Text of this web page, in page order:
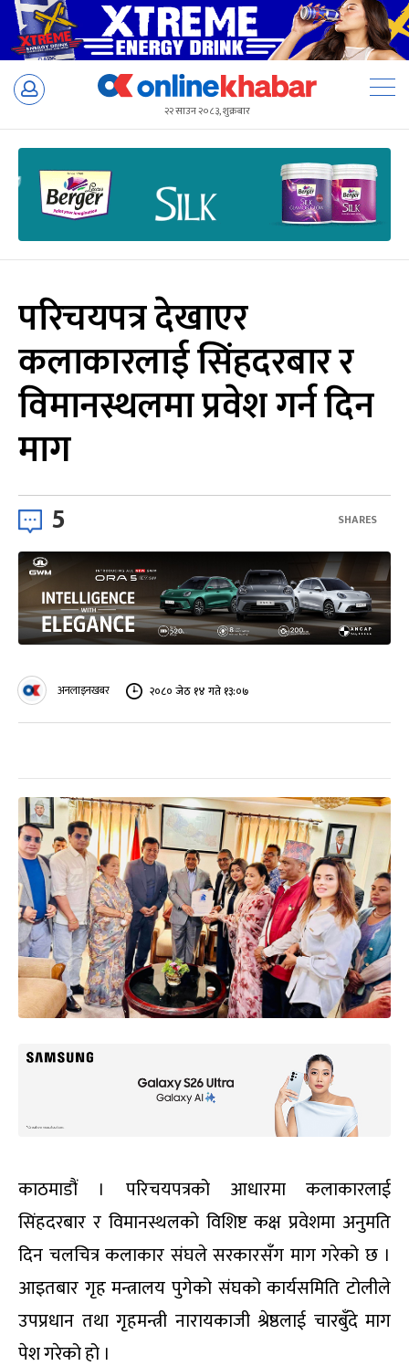
Skip
२२ साउन २०८३, शुक्रबार
परिचयपत्र देखाएर
कलाकारलाई सिंहदरबार र
विमानस्थलमा प्रवेश गर्न दिन
माग
5 SHARES
अनलाइनखबर २०८० जेठ १४ गते १३:०७
काठमाडौं । परिचयपत्रको आधारमा कलाकारलाई
सिंहदरबार र विमानस्थलको विशिष्ट कक्ष प्रवेशमा अनुमति
दिन चलचित्र कलाकार संघले सरकारसँग माग गरेको छ ।
आइतबार गृह मन्त्रालय पुगेको संघको कार्यसमिति टोलीले
उपप्रधान तथा गृहमन्त्री नारायकाजी श्रेष्ठलाई चारबुँदे माग
पेश गरेको हो ।